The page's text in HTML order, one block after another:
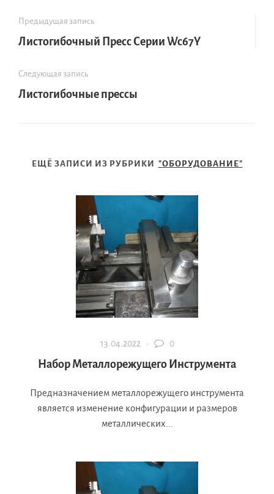
Предыдущая запись
Листогибочный Пресс Серии Wc67Y
Следующая запись
Листогибочные прессы
ЕЩЁ ЗАПИСИ ИЗ РУБРИКИ "ОБОРУДОВАНИЕ"
13.04.2022 · 0
Набор Металлорежущего Инструмента
Предназначением металлорежущего инструмента
является изменение конфигурации и размеров
металлических...